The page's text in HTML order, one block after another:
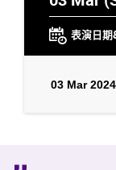
表演日期
03 Mar